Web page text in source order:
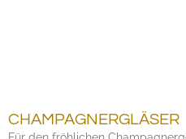
CHAMPAGNERGLÄSER